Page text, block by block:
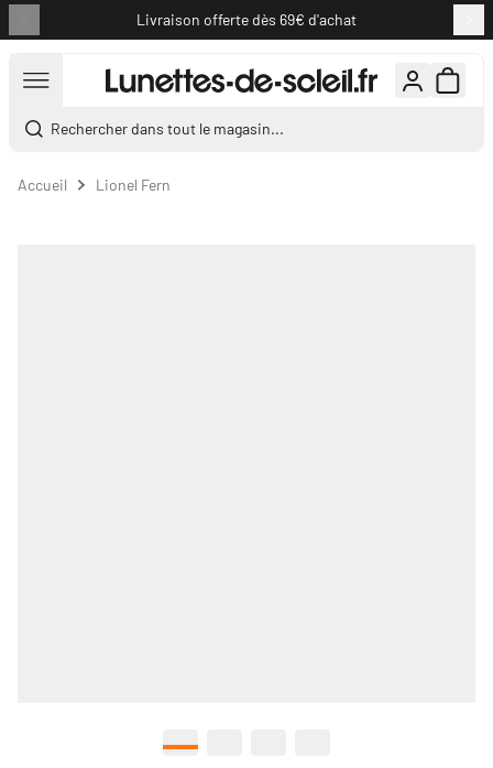
Livraison offerte dès 69€ d'achat
Rechercher dans tout le magasin...
Accueil Lionel Fern